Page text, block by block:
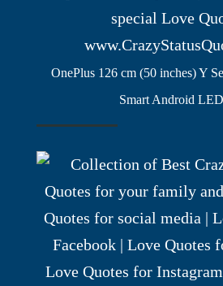
OnePlus 126 cm (50 inches) Y
Smart Android